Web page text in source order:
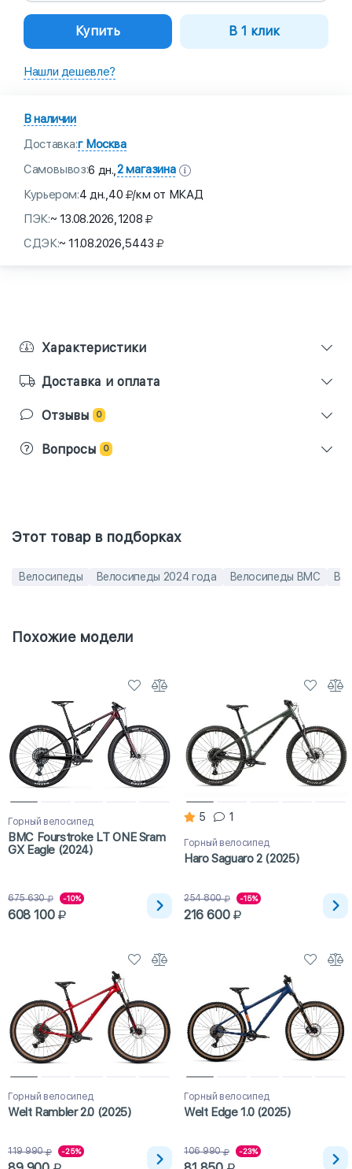
Купить В 1 клик
Нашли дешевле?
В наличии
Доставка:г Москва
Самовывоз:6 дн., 2 магазина
Курьером:4 дн.,40 /км от МКАД
ПЭК:~ 13.08.2026,1208
СДЭК:~ 11.08.2026,5443
Характеристики
Доставка и оплата
Отзывы 0
Вопросы 0
Этот товар в подборках
Велосипеды Велосипеды 2024 года Велосипеды BMC
Похожие модели
Горный велосипед
BMC Fourstroke LT ONE Sram
GX Eagle (2024)
675 630 -10%
608 100
5 1
Горный велосипед
Haro Saguaro 2 (2025)
254 800 -15%
216 600
Горный велосипед
Welt Rambler 2.0 (2025)
119 990 -25%
Горный велосипед
Welt Edge 1.0 (2025)
106 990 -23%